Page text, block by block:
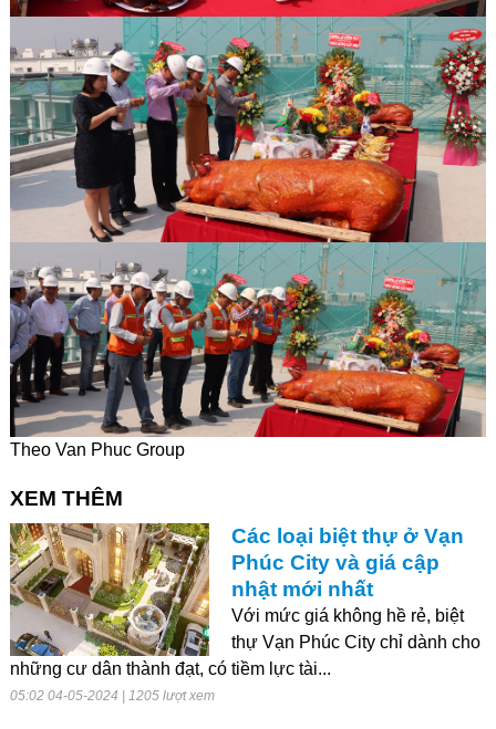
Theo Van Phuc Group
XEM THÊM
Các loại biệt thự ở Vạn
Phúc City và giá cập
nhật mới nhất
Với mức giá không hề rẻ, biệt
thự Vạn Phúc City chỉ dành cho
những cư dân thành đạt, có tiềm lực tài...
05:02 04-05-2024 | 1205 lượt xem